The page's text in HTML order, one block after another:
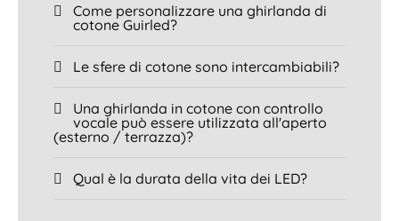
Come personalizzare una ghirlanda di
cotone Guirled?
Le sfere di cotone sono intercambiabili?
Una ghirlanda in cotone con controllo
vocale può essere utilizzata all'aperto
(esterno / terrazza)?
Qual è la durata della vita dei LED?